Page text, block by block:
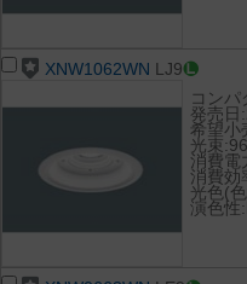
XNW1062WN LJ9
コンパ
発売日
希望小
光束
消費電
消費効
光色(
演色性